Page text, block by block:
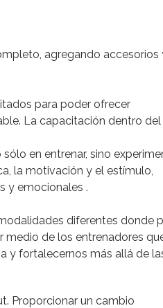
agregando
para poder ofrecer
La capacitación dentro
en entrenar, sino
la motivación y el estímulo,
y emocionales .
diferentes donde
medio de los entrenadores
y fortalecernos más allá de
. Proporcionar un cambio